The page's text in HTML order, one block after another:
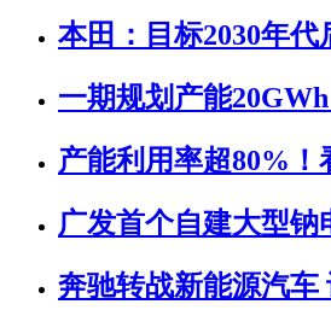
本田：目标2030年代
一期规划产能
产能利用率超80%！
广发首个自建大型钠
奔驰转战新能源汽车